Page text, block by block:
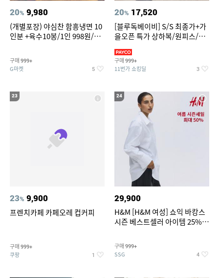
20% 9,980
(개별포장) 야심찬 함흥냉면 10
인분 +육수10봉/1인 998원/머
구매 999+
G마켓 5
20% 17,520
[블루독베이비] S/S 최종가+가
을오픈 특가 상하복/원피스/내
구매 999+
11번가 쇼킹딜 3
23
23% 9,900
프렌치카페 카페오레 컵커피
구매 999+
쿠팡 1
24
29,900
H&M [H&M 여성] 쇼익 바캉스
시즌 베스트셀러 아이템 25%
구매 999+
SSG 4